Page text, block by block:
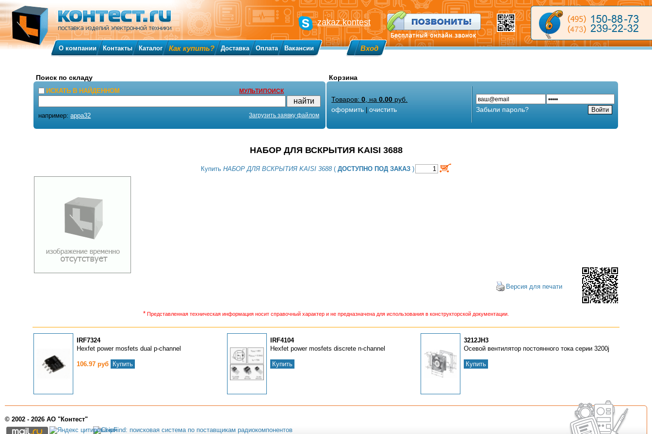
НАБОР ДЛЯ ВСКРЫТИЯ KAISI 3688
Купить НАБОР ДЛЯ ВСКРЫТИЯ KAISI 3688 ( ДОСТУПНО ПОД ЗАКАЗ )
Версия для печати
* Представленная техническая информация носит справочный характер и не предназначена для использования в конструкторской документации.
IRF7324
Hexfet power mosfets dual p-channel
106.97 руб Купить
IRF4104
Hexfet power mosfets discrete n-channel
Купить
3212JH3
Осевой вентилятор постоянного тока серии 3200j
Купить
zakaz.kontest
О компании Контакты Каталог Как купить? Доставка Оплата Вакансии Вход
Поиск по складу
ИСКАТЬ В НАЙДЕННОМ МУЛЬТИПОИСК
например:appa32 Загрузить заявку файлом
Корзина
Товаров:0 , на0.00 руб.
оформить |очистить Забыли пароль?
© 2002 - 2026 АО "Контест"